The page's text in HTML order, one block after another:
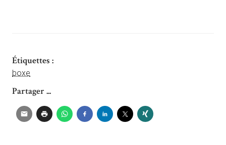
Étiquettes :
boxe
Partager ...